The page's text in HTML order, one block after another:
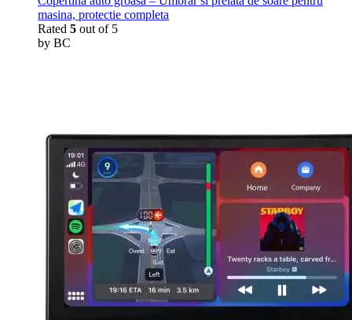
masina, protectie completa
Rated 5 out of 5
by BC